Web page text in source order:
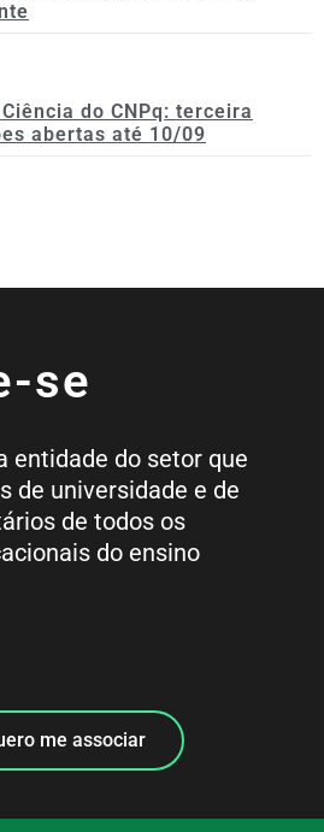
do CNPq: terceira
abertas até 10/09
se
entidade do setor que
de universidade e de
de todos os
do ensino
me associar